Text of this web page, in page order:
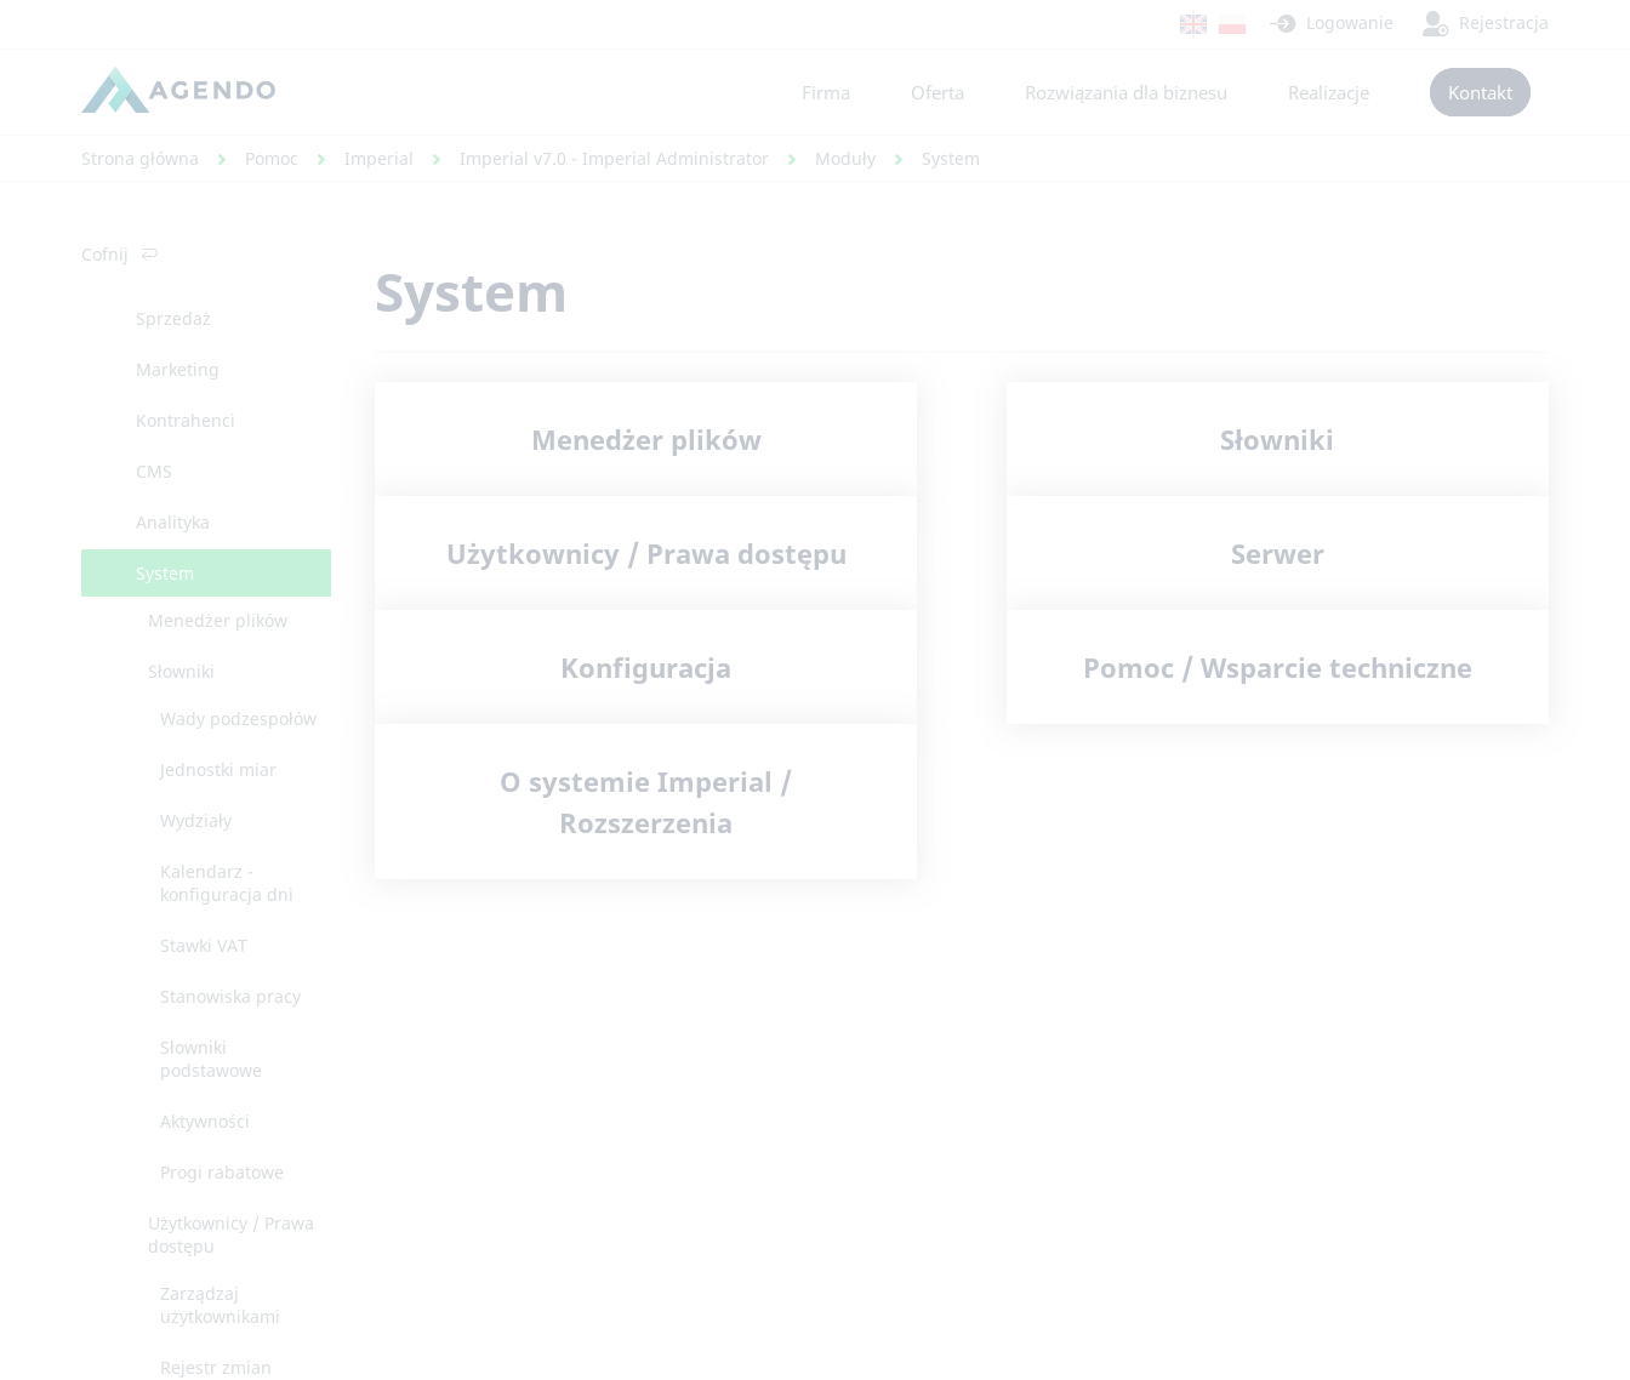
Logowanie Rejestracja
Firma Oferta Rozwiązania dla biznesu Realizacje Kontakt
Strona główna Pomoc Imperial Imperial v7.0 - Imperial Administrator Moduły System
Cofnij
Sprzedaż
Marketing
Kontrahenci
CMS
Analityka
System
Menedżer plików
Słowniki
Wady podzespołów
Jednostki miar
Wydziały
Kalendarz -
konfiguracja dni
Stawki VAT
Stanowiska pracy
Słowniki
podstawowe
Aktywności
Progi rabatowe
Użytkownicy / Prawa
dostępu
Zarządzaj
użytkownikami
Rejestr zmian
System
Menedżer plików Słowniki
Użytkownicy / Prawa dostępu Serwer
Konfiguracja Pomoc / Wsparcie techniczne
O systemie Imperial /
Rozszerzenia